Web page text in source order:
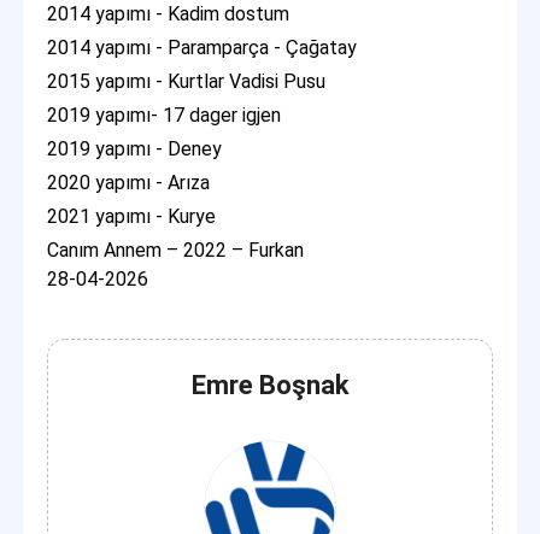
2014 yapımı - Kadim dostum
2014 yapımı - Paramparça - Çağatay
2015 yapımı - Kurtlar Vadisi Pusu
2019 yapımı- 17 dager igjen
2019 yapımı - Deney
2020 yapımı - Arıza
2021 yapımı - Kurye
Canım Annem – 2022 – Furkan
28-04-2026
Emre Boşnak